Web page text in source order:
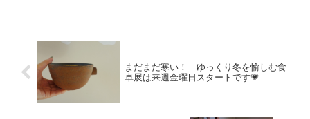
まだまだ寒い！ ゆっくり冬を愉しむ食
卓展は来週金曜日スタートです💗